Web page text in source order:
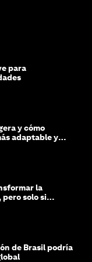
para
y cómo
adaptable y
la
solo si
de Brasil podría